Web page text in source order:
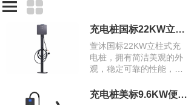
充电桩国标22KW立柱式充电桩
萱沐国标22KW立柱式充
电桩，拥有简洁美观的外
观，稳定可靠的性能，高
的管理和良好的兼容性，充电桩美标9.6KW便携式充电桩